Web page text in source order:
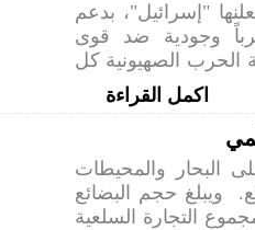
"إسرائيل"، بدعم
وجودية ضد قوى
الحرب الصهيونية كل
اكمل القراءة
البحار والمحيطات
ويبلغ حجم البضائع
80% إلى 90% من مجموع التجارة السلعية